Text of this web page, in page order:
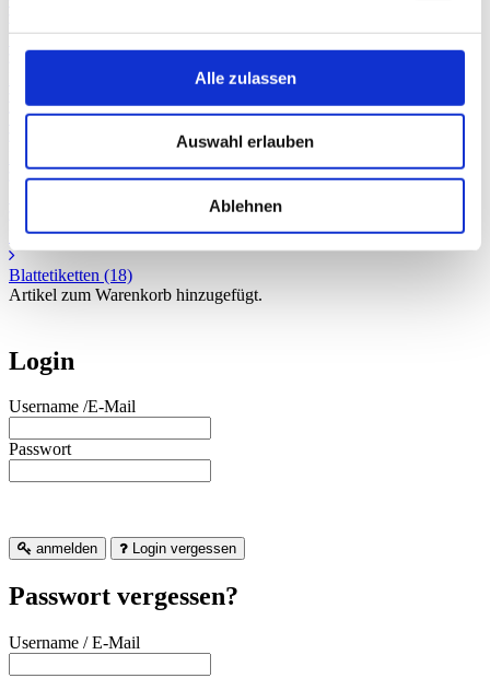
Alle zulassen
Auswahl erlauben
Ablehnen
Verpackung mit Apothekenlogo(7)
(27)
Tischspendegeräte(3)
Drucksachen/Sonstiges(6)
Blattetiketten (18)
Artikel zum Warenkorb hinzugefügt.
Login
Username /E-Mail
Passwort
anmelden Login vergessen
Passwort vergessen?
Username / E-Mail